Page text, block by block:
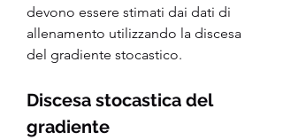
devono essere stimati dai dati di
allenamento utilizzando la discesa
del gradiente stocastico.
Discesa stocastica del
gradiente